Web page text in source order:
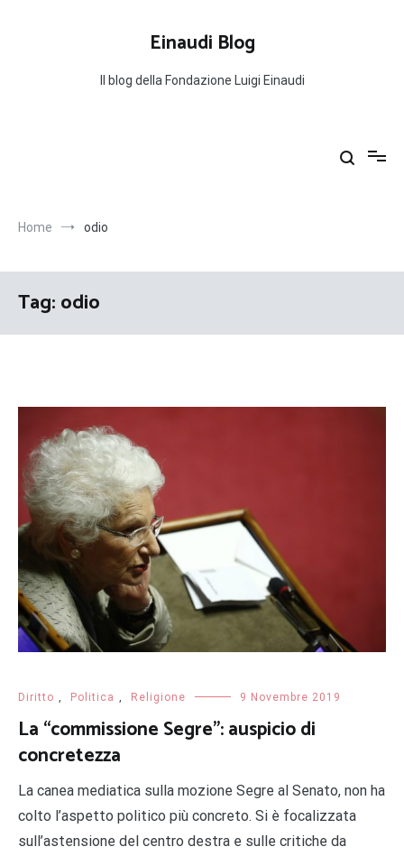
Einaudi Blog
Il blog della Fondazione Luigi Einaudi
Home odio
Tag:odio
Diritto , Politica , Religione 9 Novembre 2019
La “commissione Segre”: auspicio di
concretezza
La canea mediatica sulla mozione Segre al Senato, non ha
colto l’aspetto politico più concreto. Si è focalizzata
sull’astensione del centro destra e sulle critiche da